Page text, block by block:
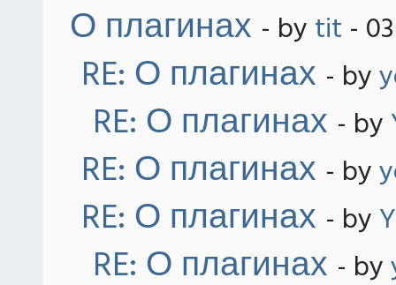
О плагинах - by tit -
RE: О плагинах - by
RE: О плагинах - by
RE: О плагинах - by
RE: О плагинах - by
RE: О плагинах - by